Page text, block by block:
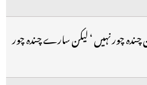
چندہ چور نہیں ‘ لیکن سارے چندہ چور